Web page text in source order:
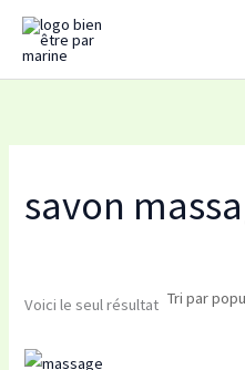
Aller
savon
Voici le seul résultat